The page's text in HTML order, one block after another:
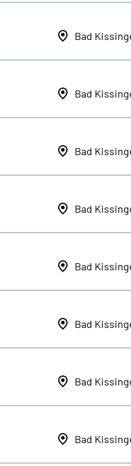
Bad
Bad
Bad
Bad
Bad
Bad
Bad
Bad